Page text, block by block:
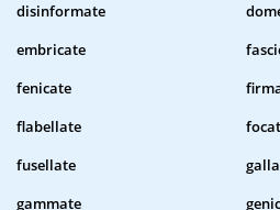
disinformate
embricate
fenicate
flabellate
fusellate
gammate